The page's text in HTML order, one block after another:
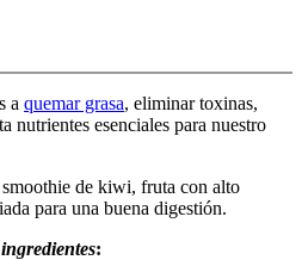
a quemar grasa, eliminar toxinas,
nutrientes esenciales para nuestro
smoothie de kiwi, fruta con alto
para una buena digestión.
: